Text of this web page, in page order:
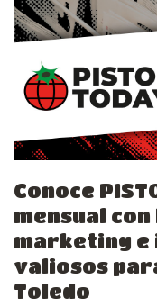
Conoce
mensual
marketing e
valiosos
Toledo